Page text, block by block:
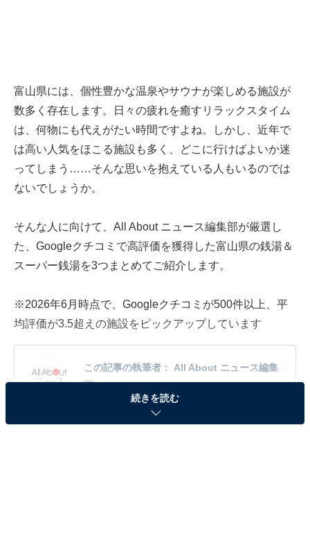
富山県には、個性豊かな温泉やサウナが楽しめる施設が
数多く存在します。日々の疲れを癒すリラックスタイム
は、何物にも代えがたい時間ですよね。しかし、近年で
は高い人気をほこる施設も多く、どこに行けばよいか迷
ってしまう……そんな思いを抱えている人もいるのでは
ないでしょうか。
そんな人に向けて、All About ニュース編集部が厳選し
た、Googleクチコミで高評価を獲得した富山県の銭湯＆
スーパー銭湯を3つまとめてご紹介します。
※2026年6月時点で、Googleクチコミが500件以上、平
均評価が3.5超えの施設をピックアップしています
この記事の執筆者：
All About ニュース編集
部
「All About ニュース」は、ネットの話題から世の中の動きまで、暮
続きを読む